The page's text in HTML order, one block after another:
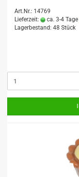
Art.Nr.: 14769
Lieferzeit:
ca. 3-4 Tage
Lagerbestand: 48 Stück